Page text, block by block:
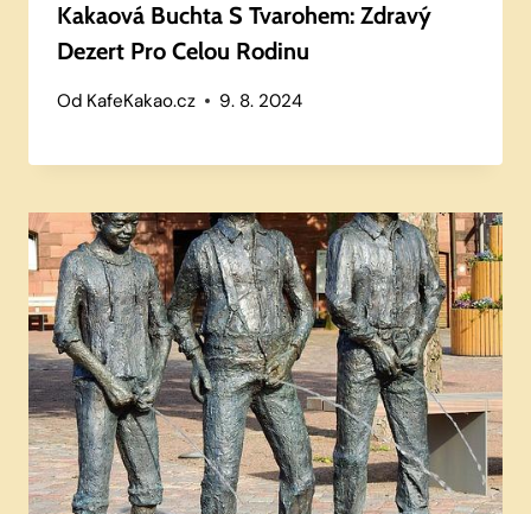
Kakaová Buchta S Tvarohem: Zdravý
Dezert Pro Celou Rodinu
Od KafeKakao.cz 9. 8. 2024